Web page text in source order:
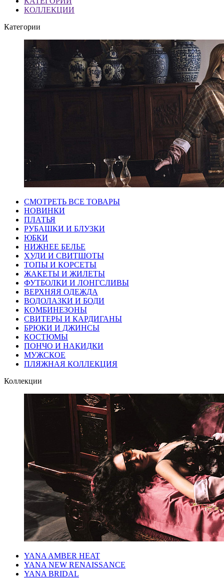
КОЛЛЕКЦИИ
Категории
СМОТРЕТЬ ВСЕ ТОВАРЫ
НОВИНКИ
ПЛАТЬЯ
РУБАШКИ И БЛУЗКИ
ЮБКИ
НИЖНЕЕ БЕЛЬЕ
ХУДИ И СВИТШОТЫ
ТОПЫ И КОРСЕТЫ
ЖАКЕТЫ И ЖИЛЕТЫ
ФУТБОЛКИ И ЛОНГСЛИВЫ
ВЕРХНЯЯ ОДЕЖДА
ВОДОЛАЗКИ И БОДИ
КОМБИНЕЗОНЫ
СВИТЕРЫ И КАРДИГАНЫ
БРЮКИ И ДЖИНСЫ
КОСТЮМЫ
ПОНЧО И НАКИДКИ
МУЖСКОЕ
ПЛЯЖНАЯ КОЛЛЕКЦИЯ
Коллекции
YANA AMBER HEAT
YANA NEW RENAISSANCE
YANA BRIDAL